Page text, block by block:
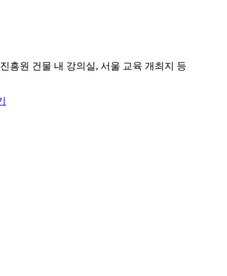
흥원 건물 내 강의실, 서울 교육 개최지 등